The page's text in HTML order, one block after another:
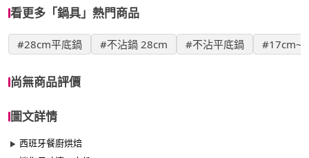
看更多「鍋具」熱門商品
#28cm平底鍋 #不沾鍋 28cm #不沾平底鍋
尚無商品評價
圖文詳情
西班牙餐廚烘焙